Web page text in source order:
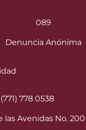
089
Denuncia Anónima
778 0538
las Avenidas No. 200